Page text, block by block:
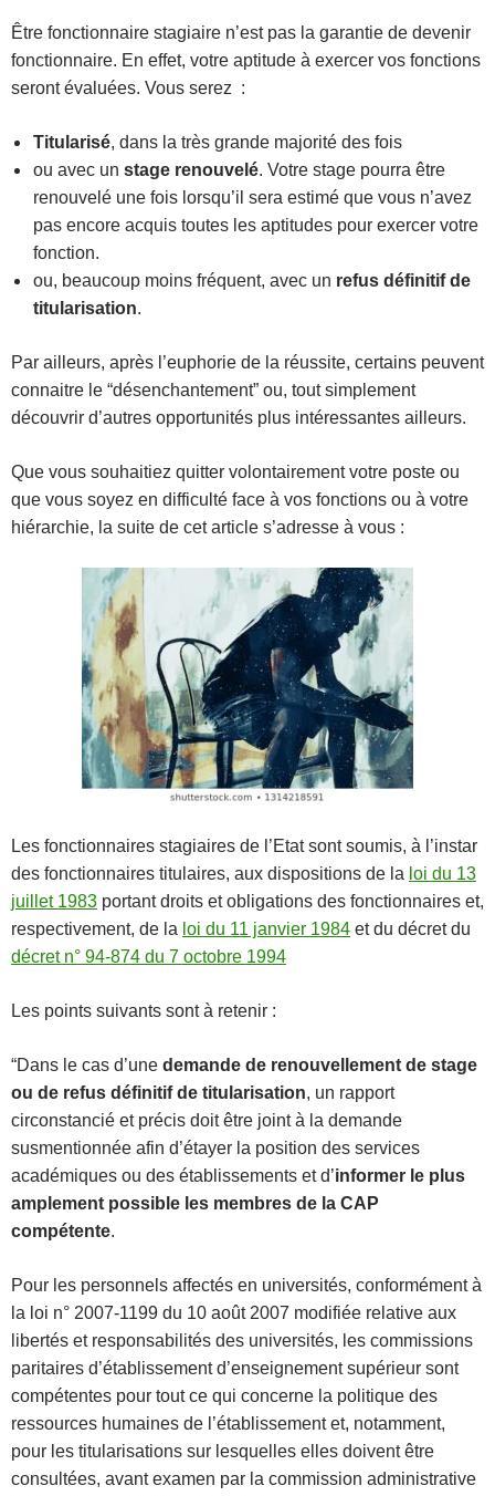
Être fonctionnaire stagiaire n’est pas la garantie de devenir
fonctionnaire. En effet, votre aptitude à exercer vos fonctions
seront évaluées. Vous serez :
Titularisé, dans la très grande majorité des fois
ou avec un stage renouvelé. Votre stage pourra être
renouvelé une fois lorsqu’il sera estimé que vous n’avez
pas encore acquis toutes les aptitudes pour exercer votre
fonction.
ou, beaucoup moins fréquent, avec un refus définitif de
titularisation.
Par ailleurs, après l’euphorie de la réussite, certains peuvent
connaitre le “désenchantement” ou, tout simplement
découvrir d’autres opportunités plus intéressantes ailleurs.
Que vous souhaitiez quitter volontairement votre poste ou
que vous soyez en difficulté face à vos fonctions ou à votre
hiérarchie, la suite de cet article s’adresse à vous :
Les fonctionnaires stagiaires de l’Etat sont soumis, à l’instar
des fonctionnaires titulaires, aux dispositions de la loi du 13
juillet 1983 portant droits et obligations des fonctionnaires et,
respectivement, de la loi du 11 janvier 1984 et du décret du
décret n° 94-874 du 7 octobre 1994
Les points suivants sont à retenir :
“Dans le cas d’une demande de renouvellement de stage
ou de refus définitif de titularisation, un rapport
circonstancié et précis doit être joint à la demande
susmentionnée afin d’étayer la position des services
académiques ou des établissements et d’informer le plus
amplement possible les membres de la CAP
compétente.
Pour les personnels affectés en universités, conformément à
la loi n° 2007-1199 du 10 août 2007 modifiée relative aux
libertés et responsabilités des universités, les commissions
paritaires d’établissement d’enseignement supérieur sont
compétentes pour tout ce qui concerne la politique des
ressources humaines de l’établissement et, notamment,
pour les titularisations sur lesquelles elles doivent être
consultées, avant examen par la commission administrative